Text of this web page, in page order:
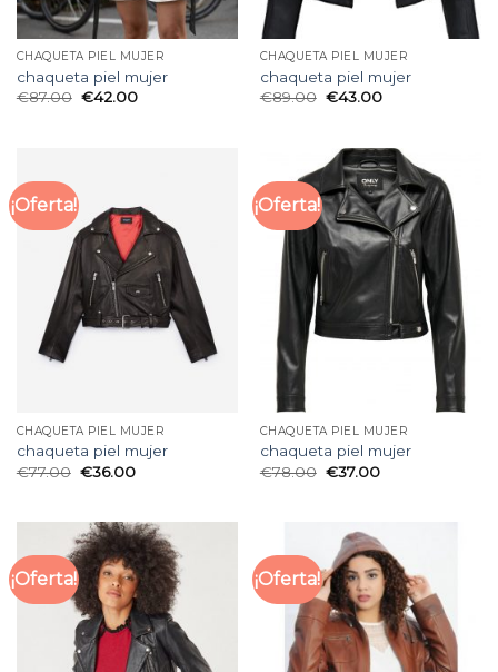
CHAQUETA PIEL MUJER
chaqueta piel mujer
€87.00 €42.00
CHAQUETA PIEL MUJER
chaqueta piel mujer
€89.00 €43.00
¡Oferta!
CHAQUETA PIEL MUJER
chaqueta piel mujer
€77.00 €36.00
¡Oferta!
CHAQUETA PIEL MUJER
chaqueta piel mujer
€78.00 €37.00
¡Oferta! ¡Oferta!